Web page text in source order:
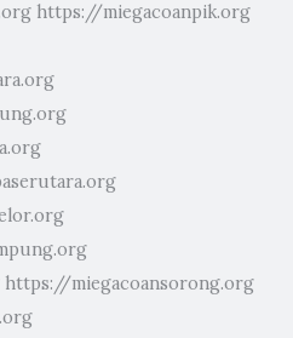
https://miegacoanpik.org
https://miegacoansorong.org